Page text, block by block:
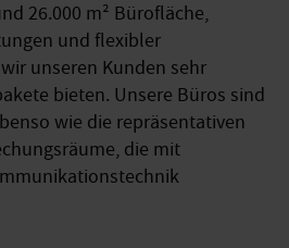
26.000 m² Bürofläche,
und flexibler
unseren Kunden sehr
bieten. Unsere Büros sind
wie die repräsentativen
die mit